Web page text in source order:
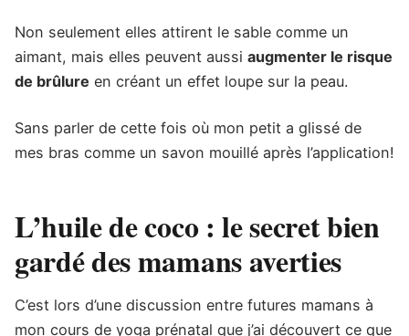
Non seulement elles attirent le sable comme un
aimant, mais elles peuvent aussi augmenter le risque
de brûlure en créant un effet loupe sur la peau.
Sans parler de cette fois où mon petit a glissé de
mes bras comme un savon mouillé après l’application!
L’huile de coco : le secret bien
gardé des mamans averties
C’est lors d’une discussion entre futures mamans à
mon cours de yoga prénatal que j’ai découvert ce que